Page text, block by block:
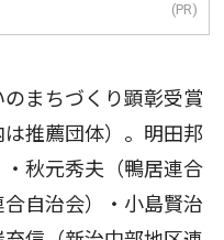
(PR)
まちづくり顕彰受賞
推薦団体）。明田邦
秋元秀夫（鴨居連合
自治会）・小島賢治